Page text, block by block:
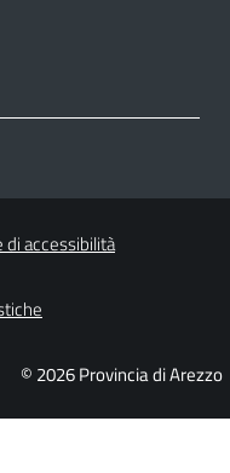
di accessibilità
© 2026 Provincia di Arezzo